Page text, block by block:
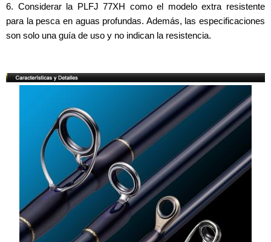
6. Considerar la PLFJ 77XH como el modelo extra resistente
para la pesca en aguas profundas. Además, las especificaciones
son solo una guía de uso y no indican la resistencia.